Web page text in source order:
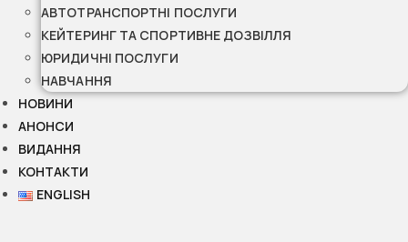
АВТОТРАНСПОРТНІ ПОСЛУГИ
КЕЙТЕРИНГ ТА СПОРТИВНЕ ДОЗВІЛЛЯ
ЮРИДИЧНІ ПОСЛУГИ
НАВЧАННЯ
НОВИНИ
АНОНСИ
ВИДАННЯ
КОНТАКТИ
ENGLISH